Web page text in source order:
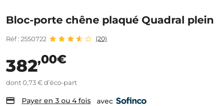
Bloc-porte chêne plaqué Quadral plein
Réf : 2550722 (20)
382,00€
dont 0,73 € d’éco-part
Payer en 3 ou 4 fois avec